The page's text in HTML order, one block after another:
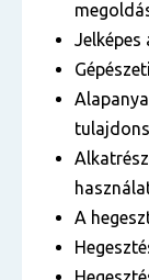
Jelképes
A